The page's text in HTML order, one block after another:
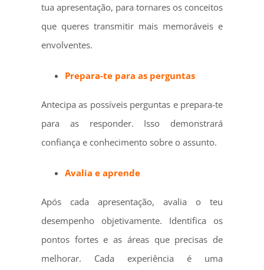
tua apresentação, para tornares os conceitos
que queres transmitir mais memoráveis e
envolventes.
Prepara-te para as perguntas
Antecipa as possíveis perguntas e prepara-te
para as responder. Isso demonstrará
confiança e conhecimento sobre o assunto.
Avalia e aprende
Após cada apresentação, avalia o teu
desempenho objetivamente. Identifica os
pontos fortes e as áreas que precisas de
melhorar. Cada experiência é uma